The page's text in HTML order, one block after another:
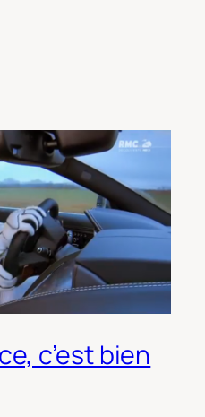
c’est bien